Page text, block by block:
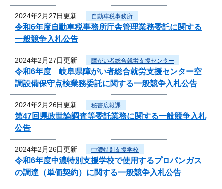
2024年2月27日更新 自動車税事務所
令和6年度自動車税事務所庁舎管理業務委託に関する
一般競争入札公告
2024年2月27日更新 障がい者総合就労支援センター
令和6年度 岐阜県障がい者総合就労支援センター空
調設備保守点検業務委託に関する一般競争入札公告
2024年2月26日更新 秘書広報課
第47回県政世論調査等委託業務に関する一般競争入札
公告
2024年2月26日更新 中濃特別支援学校
令和6年度中濃特別支援学校で使用するプロパンガス
の調達（単価契約）に関する一般競争入札公告